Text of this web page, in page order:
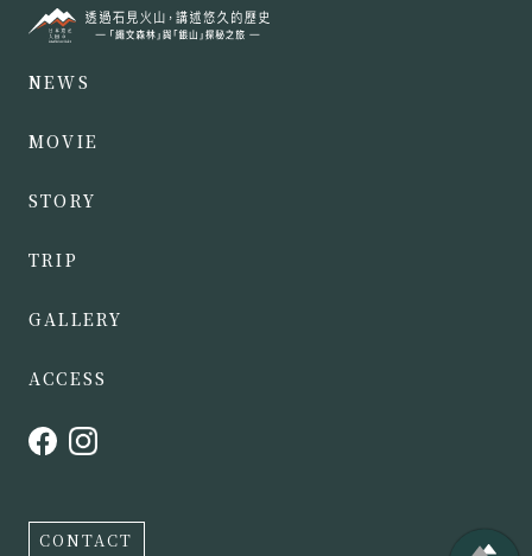
NEWS
MOVIE
STORY
TRIP
GALLERY
ACCESS
CONTACT